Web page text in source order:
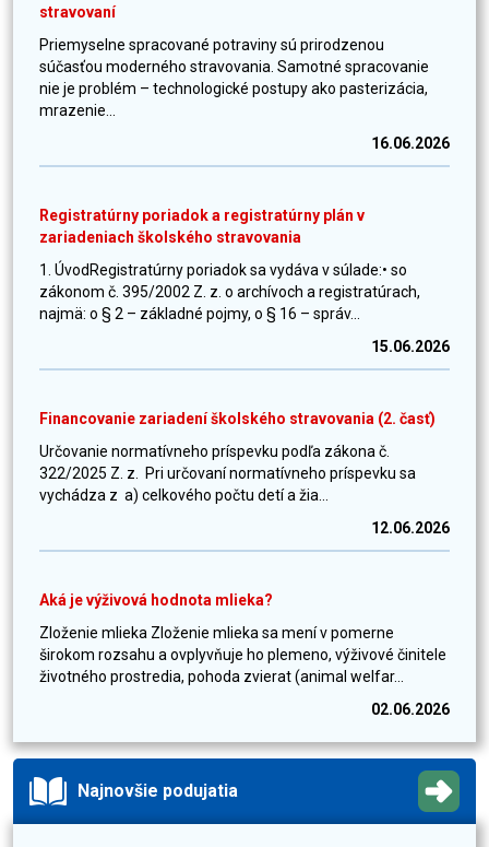
stravovaní
Priemyselne spracované potraviny sú prirodzenou
súčasťou moderného stravovania. Samotné spracovanie
nie je problém – technologické postupy ako pasterizácia,
mrazenie...
16.06.2026
Registratúrny poriadok a registratúrny plán v
zariadeniach školského stravovania
1. ÚvodRegistratúrny poriadok sa vydáva v súlade:• so
zákonom č. 395/2002 Z. z. o archívoch a registratúrach,
najmä: o § 2 – základné pojmy, o § 16 – správ...
15.06.2026
Financovanie zariadení školského stravovania (2. časť)
Určovanie normatívneho príspevku podľa zákona č.
322/2025 Z. z. Pri určovaní normatívneho príspevku sa
vychádza z a) celkového počtu detí a žia...
12.06.2026
Aká je výživová hodnota mlieka?
Zloženie mlieka Zloženie mlieka sa mení v pomerne
širokom rozsahu a ovplyvňuje ho plemeno, výživové činitele
životného prostredia, pohoda zvierat (animal welfar...
02.06.2026
Najnovšie podujatia